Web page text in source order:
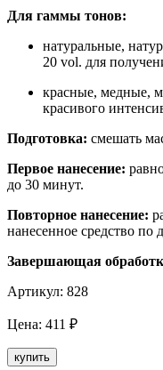
Для гаммы тонов:
натуральные,
20 vol. для
красные, медные,
красивого
Подготовка: смешать
Первое нанесение:
до 30 минут.
Повторное нанесение:
нанесенное средство по
Завершающая
Артикул: 828
Цена: 411 ₽
купить